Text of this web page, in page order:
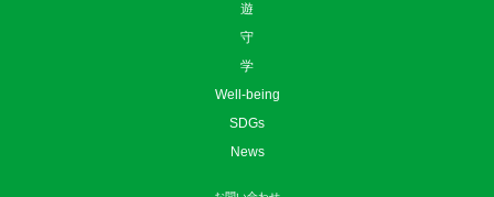
遊
守
学
Well-being
SDGs
News